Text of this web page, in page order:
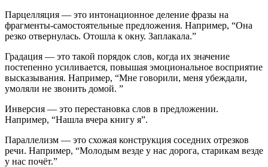
Парцелляция — это интонационное деление фразы на
фрагменты-самостоятельные предложения. Например, “Она
резко отвернулась. Отошла к окну. Заплакала.”
Градация — это такой порядок слов, когда их значение
постепенно усиливается, повышая эмоциональное восприятие
высказывания. Например, “Мне говорили, меня убеждали,
умоляли не звонить домой. ”
Инверсия — это перестановка слов в предложении.
Например, “Нашла вчера книгу я”.
Параллелизм — это схожая конструкция соседних отрезков
речи. Например, “Молодым везде у нас дорога, старикам везде
у нас почёт.”